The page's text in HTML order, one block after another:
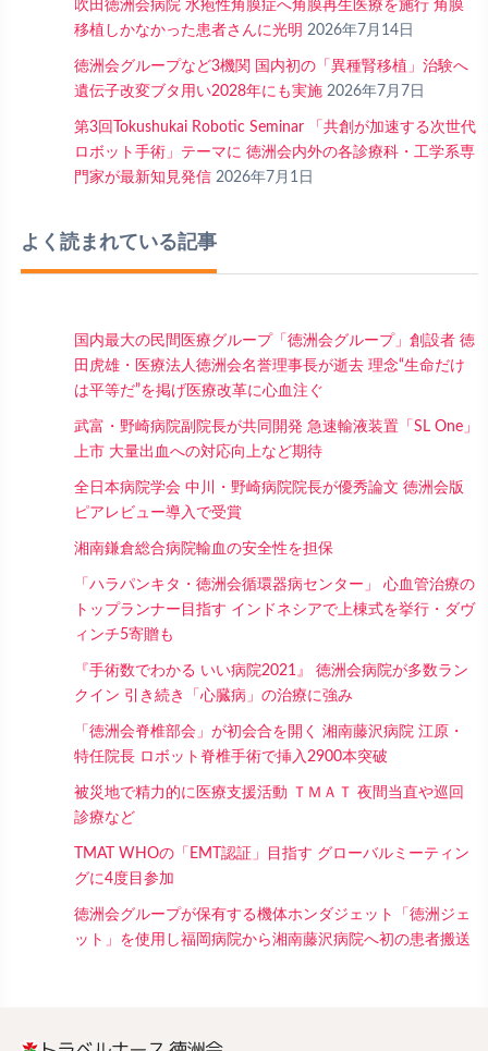
吹田徳洲会病院 水疱性角膜症へ角膜再生医療を施行 角膜
移植しかなかった患者さんに光明 2026年7月14日
徳洲会グループなど3機関 国内初の「異種腎移植」治験へ
遺伝子改変ブタ用い2028年にも実施 2026年7月7日
第3回Tokushukai Robotic Seminar 「共創が加速する次世代
ロボット手術」テーマに 徳洲会内外の各診療科・工学系専
門家が最新知見発信 2026年7月1日
よく読まれている記事
国内最大の民間医療グループ「徳洲会グループ」創設者 徳
田虎雄・医療法人徳洲会名誉理事長が逝去 理念“生命だけ
は平等だ”を掲げ医療改革に心血注ぐ
武富・野崎病院副院長が共同開発 急速輸液装置「SL One」
上市 大量出血への対応向上など期待
全日本病院学会 中川・野崎病院院長が優秀論文 徳洲会版
ピアレビュー導入で受賞
湘南鎌倉総合病院輸血の安全性を担保
「ハラパンキタ・徳洲会循環器病センター」 心血管治療の
トップランナー目指す インドネシアで上棟式を挙行・ダヴ
ィンチ5寄贈も
『手術数でわかる いい病院2021』 徳洲会病院が多数ラン
クイン 引き続き「心臓病」の治療に強み
「徳洲会脊椎部会」が初会合を開く 湘南藤沢病院 江原・
特任院長 ロボット脊椎手術で挿入2900本突破
被災地で精力的に医療支援活動 ＴＭＡＴ 夜間当直や巡回
診療など
TMAT WHOの「EMT認証」目指す グローバルミーティン
グに4度目参加
徳洲会グループが保有する機体ホンダジェット「徳洲ジェ
ット」を使用し福岡病院から湘南藤沢病院へ初の患者搬送